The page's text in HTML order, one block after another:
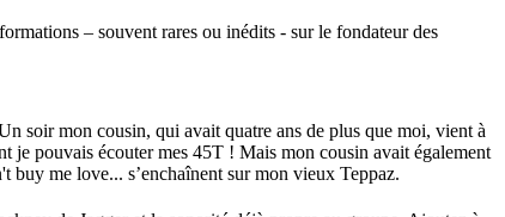
– souvent rares ou inédits - sur le fondateur des
soir mon cousin, qui avait quatre ans de plus que moi, vient à
je pouvais écouter mes 45T ! Mais mon cousin avait également
me love... s’enchaînent sur mon vieux Teppaz.